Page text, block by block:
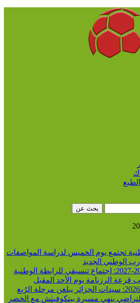
بحث عن
تجتمع يوم الخميس لدراسة المواصفات
الوطني الجديد
الرابطة الثانية 2026-2027: اجتماع تنسيقي للرابطة الوطنية
قرعة الرزنامة يوم الأحد المقبل
ينهي مسيرة بيتكوفيتش مع الخضر